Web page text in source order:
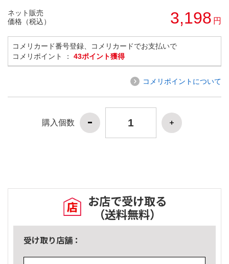
ネット販売
価格（税込）
3,198 円
コメリカード番号登録、コメリカードでお支払いで
コメリポイント ： 43ポイント獲得
コメリポイントについて
購入個数
お店で受け取る
（送料無料）
受け取り店舗：